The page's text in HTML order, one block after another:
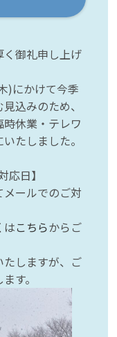
御礼申し上げ
)にかけて今季
込みのため、
休業・テレワ
たしました。
日】
でのご対
こちらからご
しますが、ご
す。